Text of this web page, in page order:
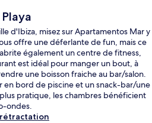
d'Ibiza, misez sur Apartamentos Mar y
offre une déferlante de fun, mais ce
également un centre de fitness,
est idéal pour manger un bout, à
une boisson fraiche au bar/salon.
bord de piscine et un snack-bar/une
pratique, les chambres bénéficient
ondes.